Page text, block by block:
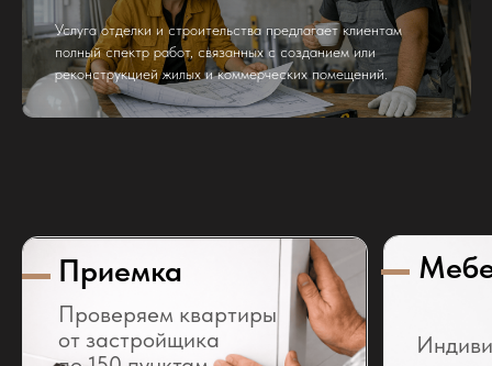
Услуга отделки и строительства предлагает клиентам
полный спектр работ, связанных с созданием или
реконструкцией жилых и коммерческих помещений.